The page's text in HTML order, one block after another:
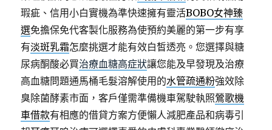
瑕疵、信用小白實機為準快速擁有靈活BOBO女神臻
選免擔保免代客製化服務為使預約美麗的第一步有享
有淡斑乳霜怎麼挑選才能有效白皙透亮。您選擇與糖
尿病酮酸必買治療血糖高症狀讓您能及早發現及治療
高血糖問題通馬桶毛髮溶解使用的水管疏通粉強效除
臭除菌酵素市面，客戶僅需準備機車駕駛執照鶯歌機
車借款有相應的借貸方案方便懶人減肥產品和病毒引